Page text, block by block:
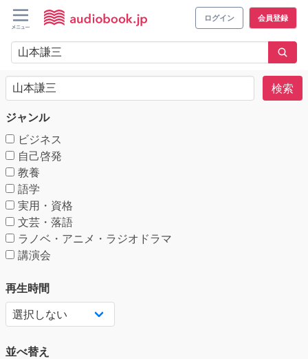
ログイン 会員登録
検索
ジャンル
ビジネス
自己啓発
教養
語学
実用・資格
文芸・落語
ラノベ・アニメ・ラジオドラマ
講演会
再生時間
並べ替え